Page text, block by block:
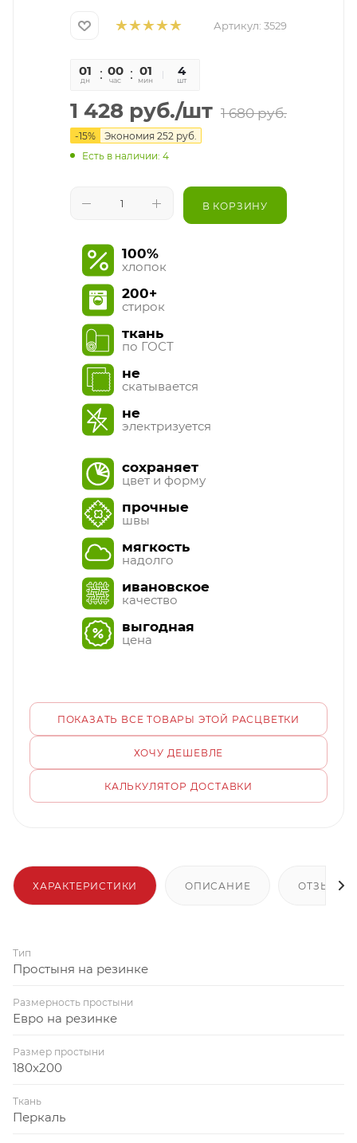
Артикул: 3529
01
дн
00
час
01
мин
57
сек
4
шт
1 428 руб./шт 1 680руб.
-15% Экономия 252 руб.
Есть в наличии: 4
В КОРЗИНУ
100%
хлопок
200+
стирок
ткань
по ГОСТ
не
скатывается
не
электризуется
сохраняет
цвет и форму
прочные
швы
мягкость
надолго
ивановское
качество
выгодная
цена
ПОКАЗАТЬ ВСЕ ТОВАРЫ ЭТОЙ РАСЦВЕТКИ
ХОЧУ ДЕШЕВЛЕ
КАЛЬКУЛЯТОР ДОСТАВКИ
ХАРАКТЕРИСТИКИ ОПИСАНИЕ ОТЗЫВЫ
Тип
Простыня на резинке
Размерность простыни
Евро на резинке
Размер простыни
180x200
Ткань
Перкаль